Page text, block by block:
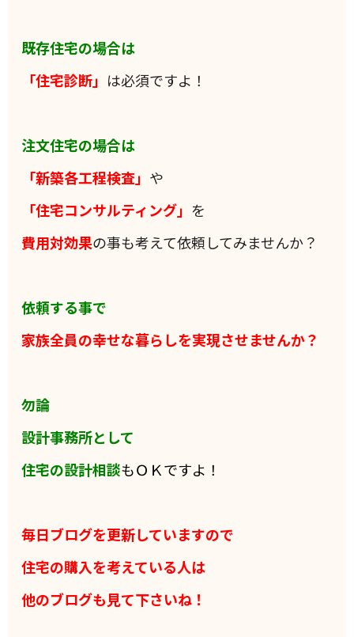
既存住宅の場合は
「住宅診断」 は必須ですよ！
注文住宅の場合は
「新築各工程検査」 や
「住宅コンサルティング」 を
費用対効果の事も考えて依頼してみませんか？
依頼する事で
家族全員の幸せな暮らしを実現させませんか？
勿論
設計事務所として
住宅の設計相談もＯＫですよ！
毎日ブログを更新していますので
住宅の購入を考えている人は
他のブログも見て下さいね！